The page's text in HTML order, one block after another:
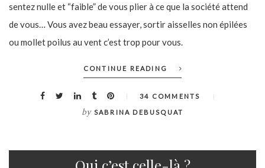
sentez nulle et “faible” de vous plier à ce que la société attend
de vous… Vous avez beau essayer, sortir aisselles non épilées
ou mollet poilus au vent c’est trop pour vous.
CONTINUE READING
34 COMMENTS
by SABRINA DEBUSQUAT